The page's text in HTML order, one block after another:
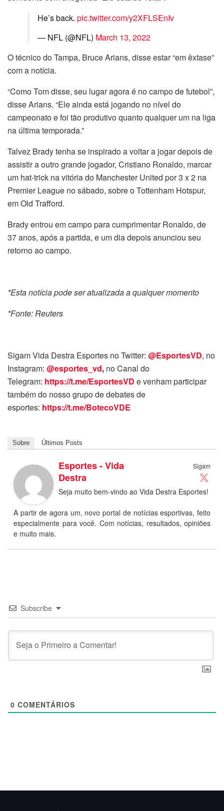
He’s back. pic.twitter.com/y2XFLSEnIv
— NFL (@NFL) March 13, 2022
O técnico do Tampa, Bruce Arians, disse estar “em êxtase”
com a notícia.
“Como Tom disse, seu lugar agora é no campo de futebol”,
disse Arians. “Ele ainda está jogando no nível do
campeonato e foi tão produtivo quanto qualquer um na liga
na última temporada.”
Talvez Brady tenha se inspirado a voltar a jogar depois de
assistir a outro grande jogador, Cristiano Ronaldo, marcar
um hat-trick na vitória do Manchester United por 3 x 2 na
Premier League no sábado, sobre o Tottenham Hotspur,
em Old Trafford.
Brady entrou em campo para cumprimentar Ronaldo, de
37 anos, após a partida, e um dia depois anunciou seu
retorno ao campo.
*Esta notícia pode ser atualizada a qualquer momento
*Fonte: Reuters
Sigam Vida Destra Esportes no Twitter: @EsportesVD, no
Instagram: @esportes_vd, no Canal do
Telegram: https://t.me/EsportesVD e venham participar
também do nosso grupo de debates de
esportes: https://t.me/BotecoVDE
Sobre Últimos Posts
Sigam
Esportes - Vida
Destra
Seja muito bem-vindo ao Vida Destra Esportes!
A partir de agora um, novo portal de notícias esportivas, feito
especialmente para você. Com notícias, resultados, opiniões
e muito mais.
Subscribe
0 COMENTÁRIOS